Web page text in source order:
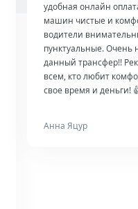
удобная онлайн
машин чистые и
водители
пунктуальные. Очень
данный трансфер!!
всем, кто любит
свое время и деньги!
Анна Яцур